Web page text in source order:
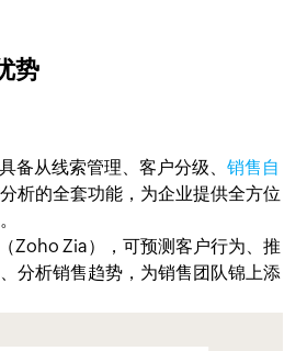
势
备从线索管理、客户分级、销售自
析的全套功能，为企业提供全方位
Zoho Zia），可预测客户行为、推
分析销售趋势，为销售团队锦上添